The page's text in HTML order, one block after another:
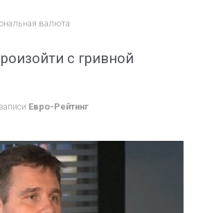
валюта
с гривной
Евро-Рейтинг